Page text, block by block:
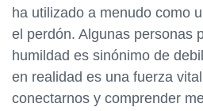
ha utilizado a menudo como
el perdón. Algunas personas
humildad es sinónimo de
en realidad es una fuerza
conectarnos y comprender